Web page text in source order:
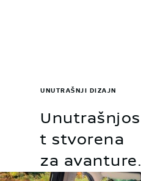
Unutrašnjos
t stvorena
za avanture.
UNUTRAŠNJI DIZAJN